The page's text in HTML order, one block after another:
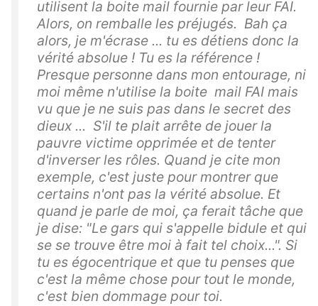
utilisent la boite mail fournie par leur FAI.
Alors, on remballe les préjugés. Bah ça
alors, je m'écrase ... tu es détiens donc la
vérité absolue ! Tu es la référence !
Presque personne dans mon entourage, ni
moi même n'utilise la boite mail FAI mais
vu que je ne suis pas dans le secret des
dieux ... S'il te plait arrête de jouer la
pauvre victime opprimée et de tenter
d'inverser les rôles. Quand je cite mon
exemple, c'est juste pour montrer que
certains n'ont pas la vérité absolue. Et
quand je parle de moi, ça ferait tâche que
je dise: "Le gars qui s'appelle bidule et qui
se se trouve être moi à fait tel choix...". Si
tu es égocentrique et que tu penses que
c'est la même chose pour tout le monde,
c'est bien dommage pour toi.